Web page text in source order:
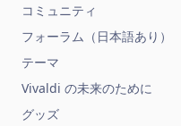
コミュニティ
フォーラム（日本語あり）
テーマ
Vivaldi の未来のために
グッズ